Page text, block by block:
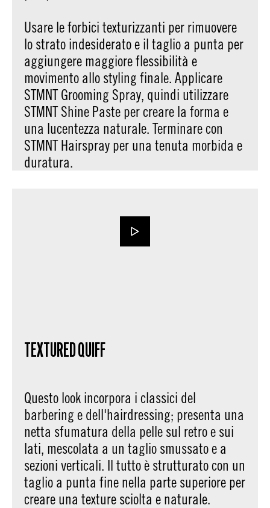
Usare le forbici texturizzanti per rimuovere
lo strato indesiderato e il taglio a punta per
aggiungere maggiore flessibilità e
movimento allo styling finale. Applicare
STMNT Grooming Spray, quindi utilizzare
STMNT Shine Paste per creare la forma e
una lucentezza naturale. Terminare con
STMNT Hairspray per una tenuta morbida e
duratura.
TEXTURED QUIFF
Questo look incorpora i classici del
barbering e dell'hairdressing; presenta una
netta sfumatura della pelle sul retro e sui
lati, mescolata a un taglio smussato e a
sezioni verticali. Il tutto è strutturato con un
taglio a punta fine nella parte superiore per
creare una texture sciolta e naturale.